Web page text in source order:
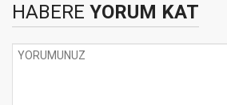
HABERE YORUM KAT